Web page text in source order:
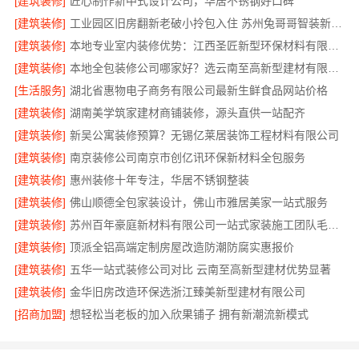
[建筑装修]
工业园区旧房翻新老破小拎包入住 苏州兔哥哥智装新材料有限公司
[建筑装修]
[建筑装修]
[生活服务] 湖北省惠物电子商务有限公司最新生鲜食品网站价格
[建筑装修] 湖南美学筑家建材商铺装修，源头直供一站配齐
[建筑装修] 新吴公寓装修预算？无锡亿莱居装饰工程材料有限公司
[建筑装修] 南京装修公司南京市创亿讯环保新材料全包服务
[建筑装修] 惠州装修十年专注，华居不锈钢整装
[建筑装修] 佛山顺德全包家装设计，佛山市雅居美家一站式服务
[建筑装修]
[建筑装修] 顶派全铝高端定制房屋改造防潮防腐实惠报价
[建筑装修] 五华一站式装修公司对比 云南至高新型建材优势显著
[建筑装修] 金华旧房改造环保选浙江臻美新型建材有限公司
[招商加盟] 想轻松当老板的加入欣果铺子 拥有新潮流新模式